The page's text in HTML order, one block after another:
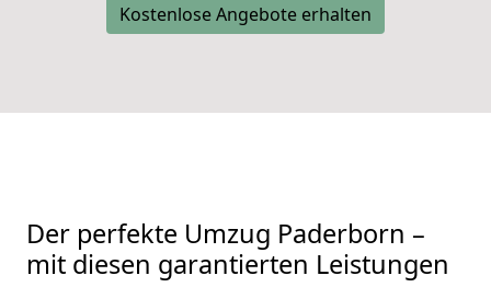
Kostenlose Angebote erhalten
Der perfekte Umzug Paderborn –
mit diesen garantierten Leistungen